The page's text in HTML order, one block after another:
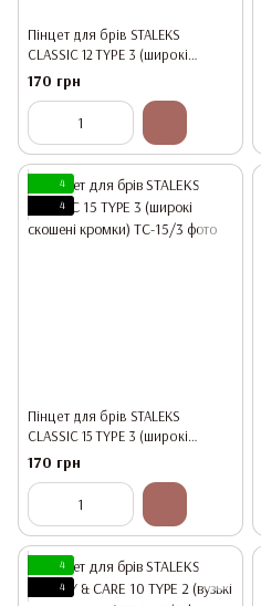
Пінцет для брів STALEKS
CLASSIC 12 TYPE 3 (широкі
скошені краї)
170 грн
4
4
Пінцет для брів STALEKS
CLASSIC 15 TYPE 3 (широкі
скошені кромки)
170 грн
4
4